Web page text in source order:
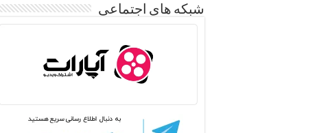
شبکه های اجتماعی